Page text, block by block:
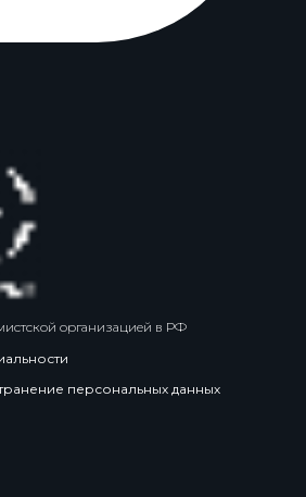
организацией в РФ
персональных данных